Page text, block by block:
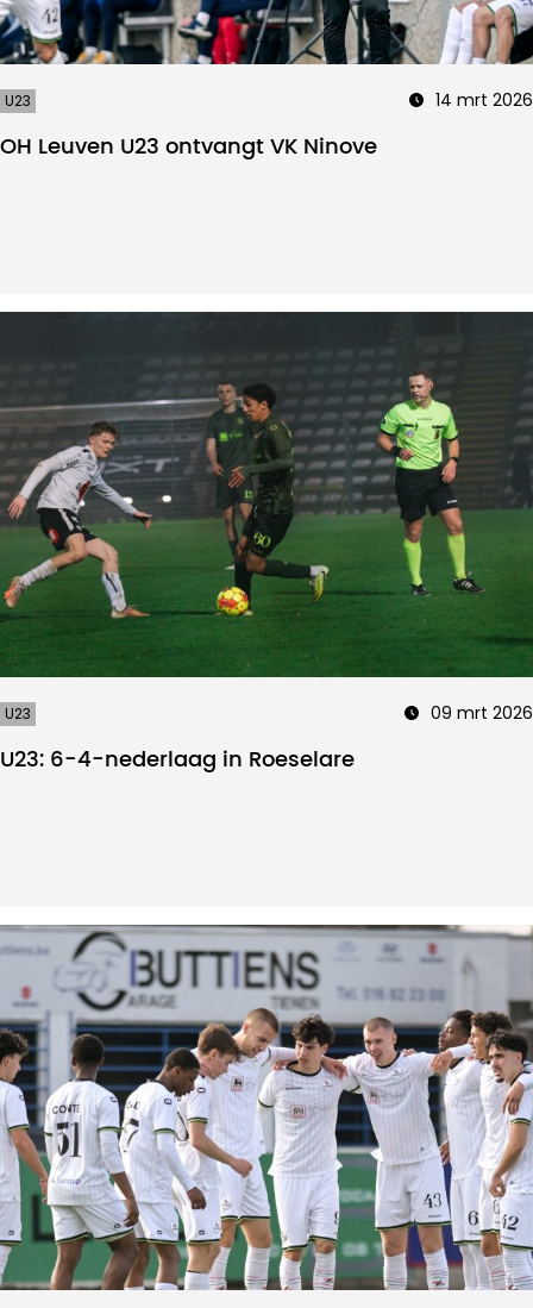
U23 14 mrt 2026
OH Leuven U23 ontvangt VK Ninove
U23 09 mrt 2026
U23: 6-4-nederlaag in Roeselare